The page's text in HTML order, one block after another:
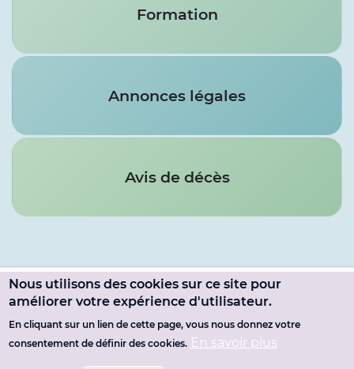
Formation
Annonces légales
Avis de décès
Menu
du
compte
SE CONNECTER
Pied
MENTIONS LÉGALES
Nous utilisons des cookies sur ce site pour
améliorer votre expérience d'utilisateur.
En cliquant sur un lien de cette page, vous nous donnez votre
consentement de définir des cookies. En savoir plus